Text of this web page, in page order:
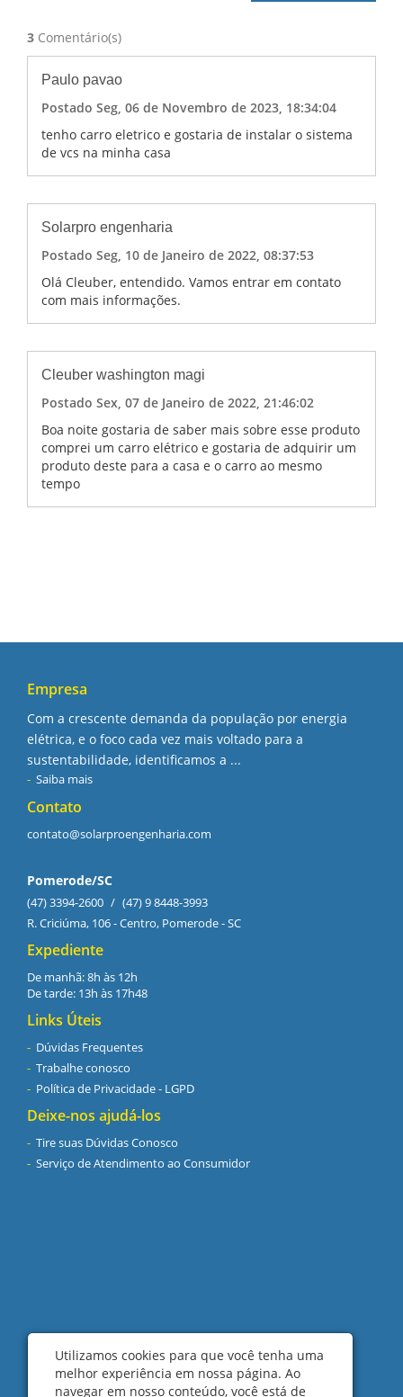
3 Comentário(s)
Paulo pavao
Postado Seg, 06 de Novembro de 2023, 18:34:04
tenho carro eletrico e gostaria de instalar o sistema
de vcs na minha casa
Solarpro engenharia
Postado Seg, 10 de Janeiro de 2022, 08:37:53
Olá Cleuber, entendido. Vamos entrar em contato
com mais informações.
Cleuber washington magi
Postado Sex, 07 de Janeiro de 2022, 21:46:02
Boa noite gostaria de saber mais sobre esse produto
comprei um carro elétrico e gostaria de adquirir um
produto deste para a casa e o carro ao mesmo
tempo
Empresa
Com a crescente demanda da população por energia
elétrica, e o foco cada vez mais voltado para a
sustentabilidade, identificamos a ...
Saiba mais
Contato
contato@solarproengenharia.com
Pomerode/SC
(47) 3394-2600 / (47) 9 8448-3993
R. Criciúma, 106 - Centro, Pomerode - SC
Expediente
De manhã: 8h às 12h
De tarde: 13h às 17h48
Links Úteis
Dúvidas Frequentes
Trabalhe conosco
Política de Privacidade - LGPD
Deixe-nos ajudá-los
Tire suas Dúvidas Conosco
Serviço de Atendimento ao Consumidor
Utilizamos cookies para que você tenha uma
melhor experiência em nossa página. Ao
navegar em nosso conteúdo, você está de